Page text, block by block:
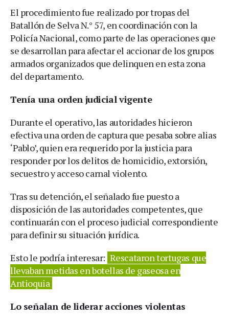
El procedimiento fue realizado por tropas del
Batallón de Selva N.° 57, en coordinación con la
Policía Nacional, como parte de las operaciones que
se desarrollan para afectar el accionar de los grupos
armados organizados que delinquen en esta zona
del departamento.
Tenía una orden judicial vigente
Durante el operativo, las autoridades hicieron
efectiva una orden de captura que pesaba sobre alias
‘Pablo’, quien era requerido por la justicia para
responder por los delitos de homicidio, extorsión,
secuestro y acceso carnal violento.
Tras su detención, el señalado fue puesto a
disposición de las autoridades competentes, que
continuarán con el proceso judicial correspondiente
para definir su situación jurídica.
Esto le podría interesar: Rescataron tortugas que
llevaban metidas en botellas de gaseosa en
Antioquia
Lo señalan de liderar acciones violentas